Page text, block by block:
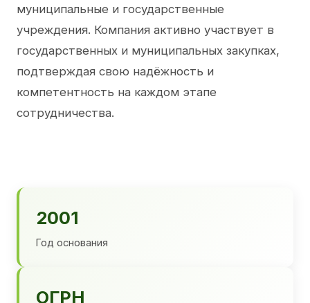
муниципальные и государственные
учреждения. Компания активно участвует в
государственных и муниципальных закупках,
подтверждая свою надёжность и
компетентность на каждом этапе
сотрудничества.
2001
Год основания
ОГРН